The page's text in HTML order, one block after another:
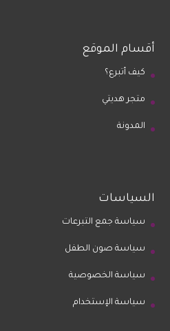
أقسام الموقع
كيف أتبرع؟
متجر هديتي
المدونة
السياسات
سياسة جمع التبرعات
سياسة صون الطفل
سياسة الخصوصية
سياسة الإستخدام